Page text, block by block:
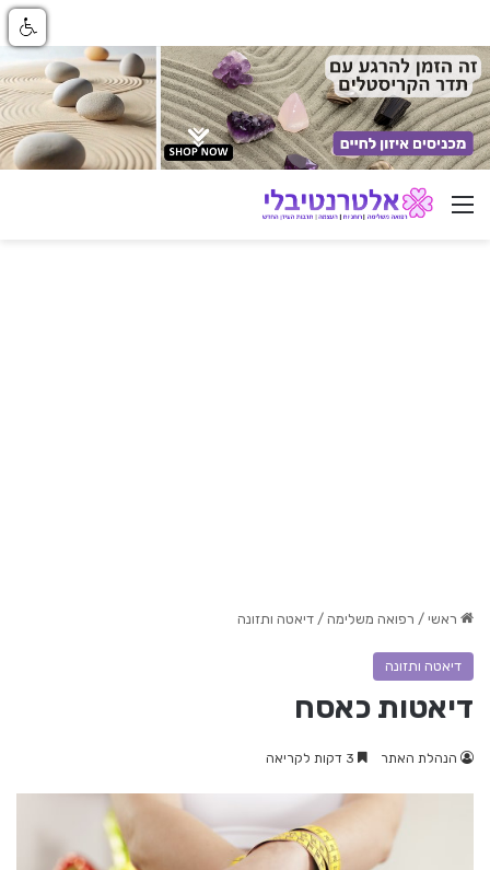
ניווט באתר
ראשי / רפואה משלימה / דיאטה ותזונה
דיאטה ותזונה
דיאטות כאסח
הנהלת האתר